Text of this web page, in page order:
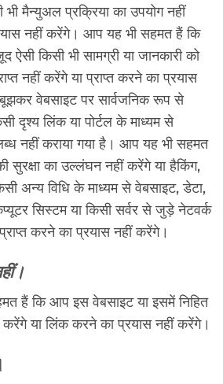
भी मैन्युअल प्रक्रिया का उपयोग नहीं
नहीं करेंगे। आप यह भी सहमत हैं कि
ऐसी किसी भी सामग्री या जानकारी को
नहीं करेंगे या प्राप्त करने का प्रयास
वेबसाइट पर सार्वजनिक रूप से
दृश्य लिंक या पोर्टल के माध्यम से
नहीं कराया गया है। आप यह भी सहमत
सुरक्षा का उल्लंघन नहीं करेंगे या हैकिंग,
अन्य विधि के माध्यम से वेबसाइट, डेटा,
सिस्टम या किसी सर्वर से जुड़े नेटवर्क
करने का प्रयास नहीं करेंगे।
हैं कि आप इस वेबसाइट या इसमें निहित
या लिंक करने का प्रयास नहीं करेंगे।